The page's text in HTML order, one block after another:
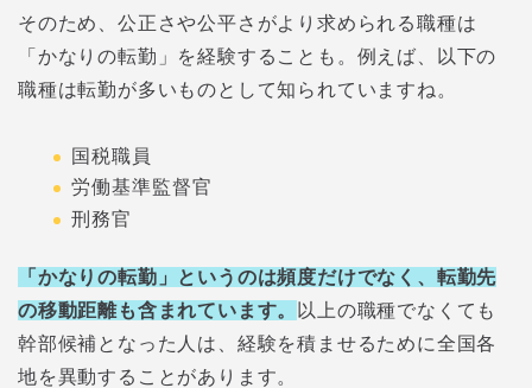
そのため、公正さや公平さがより求められる職種は
「かなりの転勤」を経験することも。例えば、以下の
職種は転勤が多いものとして知られていますね。
国税職員
労働基準監督官
刑務官
「かなりの転勤」というのは頻度だけでなく、転勤先
の移動距離も含まれています。
以上の職種でなくても
幹部候補となった人は、経験を積ませるために全国各
地を異動することがあります。